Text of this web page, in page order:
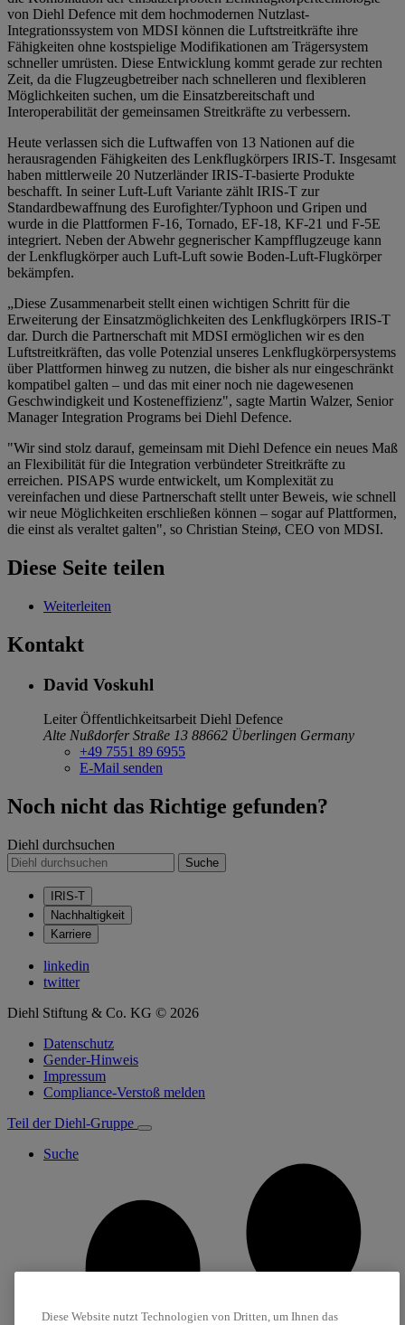
von Diehl Defence mit dem hochmodernen Nutzlast-
Integrationssystem von MDSI können die Luftstreitkräfte ihre
Fähigkeiten ohne kostspielige Modifikationen am Trägersystem
schneller umrüsten. Diese Entwicklung kommt gerade zur rechten
Zeit, da die Flugzeugbetreiber nach schnelleren und flexibleren
Möglichkeiten suchen, um die Einsatzbereitschaft und
Interoperabilität der gemeinsamen Streitkräfte zu verbessern.
Heute verlassen sich die Luftwaffen von 13 Nationen auf die
herausragenden Fähigkeiten des Lenkflugkörpers IRIS-T. Insgesamt
haben mittlerweile 20 Nutzerländer IRIS-T-basierte Produkte
beschafft. In seiner Luft-Luft Variante zählt IRIS-T zur
Standardbewaffnung des Eurofighter/Typhoon und Gripen und
wurde in die Plattformen F-16, Tornado, EF-18, KF-21 und F-5E
integriert. Neben der Abwehr gegnerischer Kampfflugzeuge kann
der Lenkflugkörper auch Luft-Luft sowie Boden-Luft-Flugkörper
bekämpfen.
„Diese Zusammenarbeit stellt einen wichtigen Schritt für die
Erweiterung der Einsatzmöglichkeiten des Lenkflugkörpers IRIS-T
dar. Durch die Partnerschaft mit MDSI ermöglichen wir es den
Luftstreitkräften, das volle Potenzial unseres Lenkflugkörpersystems
über Plattformen hinweg zu nutzen, die bisher als nur eingeschränkt
kompatibel galten – und das mit einer noch nie dagewesenen
Geschwindigkeit und Kosteneffizienz", sagte Martin Walzer, Senior
Manager Integration Programs bei Diehl Defence.
"Wir sind stolz darauf, gemeinsam mit Diehl Defence ein neues Maß
an Flexibilität für die Integration verbündeter Streitkräfte zu
erreichen. PISAPS wurde entwickelt, um Komplexität zu
vereinfachen und diese Partnerschaft stellt unter Beweis, wie schnell
wir neue Möglichkeiten erschließen können – sogar auf Plattformen,
die einst als veraltet galten", so Christian Steinø, CEO von MDSI.
Diese Seite teilen
Weiterleiten
Kontakt
David Voskuhl
Leiter Öffentlichkeitsarbeit Diehl Defence
Alte Nußdorfer Straße 13 88662 Überlingen Germany
+49 7551 89 6955
E-Mail senden
Noch nicht das Richtige gefunden?
Diehl durchsuchen
Suche
IRIS-T
Nachhaltigkeit
Karriere
linkedin
twitter
Diehl Stiftung & Co. KG © 2026
Datenschutz
Gender-Hinweis
Impressum
Compliance-Verstoß melden
Teil der Diehl-Gruppe
Suche
Diese Website nutzt Technologien von Dritten, um Ihnen das